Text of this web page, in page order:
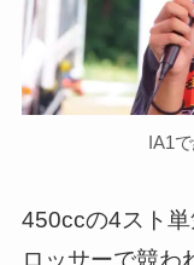
IA1
450ccの4スト
ロッサーで競わ